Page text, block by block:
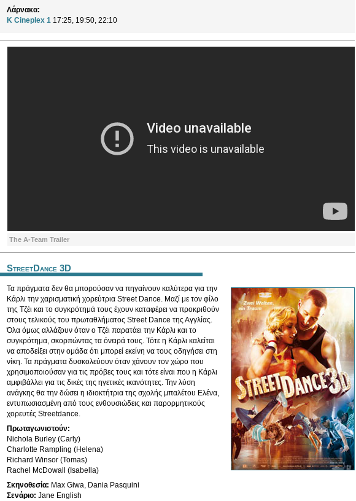
Λάρνακα:
K Cineplex 1 17:25, 19:50, 22:10
The A-Team Trailer
StreetDance 3D
Τα πράγματα δεν θα μπορούσαν να πηγαίνουν καλύτερα για την
Κάρλι την χαρισματική χορεύτρια Street Dance. Μαζί με τον φίλο
της Τζέι και το συγκρότημά τους έχουν καταφέρει να προκριθούν
στους τελικούς του πρωταθλήματος Street Dance της Αγγλίας.
Όλα όμως αλλάζουν όταν ο Τζέι παρατάει την Κάρλι και το
συγκρότημα, σκορπώντας τα όνειρά τους. Τότε η Κάρλι καλείται
να αποδείξει στην ομάδα ότι μπορεί εκείνη να τους οδηγήσει στη
νίκη. Τα πράγματα δυσκολεύουν όταν χάνουν τον χώρο που
χρησιμοποιούσαν για τις πρόβες τους και τότε είναι που η Κάρλι
αμφιβάλλει για τις δικές της ηγετικές ικανότητες. Την λύση
ανάγκης θα την δώσει η ιδιοκτήτρια της σχολής μπαλέτου Ελένα,
εντυπωσιασμένη από τους ενθουσιώδεις και παρορμητικούς
χορευτές Streetdance.
Πρωταγωνιστούν:
Nichola Burley (Carly)
Charlotte Rampling (Helena)
Richard Winsor (Tomas)
Rachel McDowall (Isabella)
Σκηνοθεσία: Max Giwa, Dania Pasquini
Σενάριο: Jane English